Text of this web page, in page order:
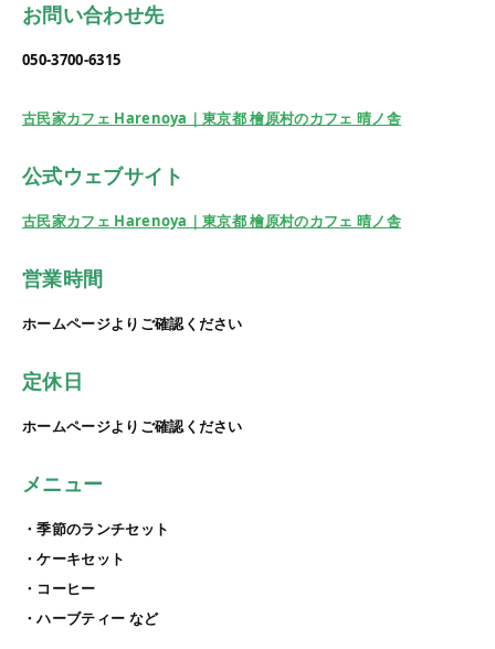
お問い合わせ先
050-3700-6315
古民家カフェ Harenoya｜東京都 檜原村のカフェ 晴ノ舎
公式ウェブサイト
古民家カフェ Harenoya｜東京都 檜原村のカフェ 晴ノ舎
営業時間
ホームページよりご確認ください
定休日
ホームページよりご確認ください
メニュー
・季節のランチセット
・ケーキセット
・コーヒー
・ハーブティー など